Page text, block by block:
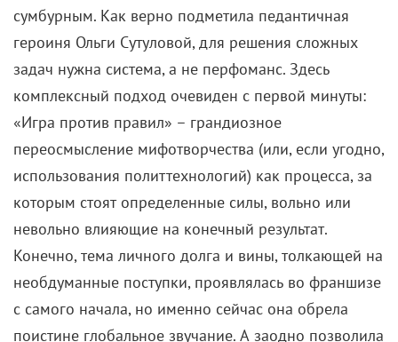
сумбурным. Как верно подметила педантичная
героиня Ольги Сутуловой, для решения сложных
задач нужна система, а не перфоманс. Здесь
комплексный подход очевиден с первой минуты:
«Игра против правил» – грандиозное
переосмысление мифотворчества (или, если угодно,
использования политтехнологий) как процесса, за
которым стоят определенные силы, вольно или
невольно влияющие на конечный результат.
Конечно, тема личного долга и вины, толкающей на
необдуманные поступки, проявлялась во франшизе
с самого начала, но именно сейчас она обрела
поистине глобальное звучание. А заодно позволила